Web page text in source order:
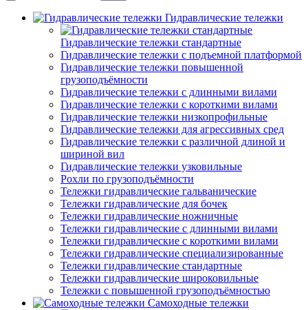
Гидравлические тележки
Гидравлические тележки стандартные
Гидравлические тележки с подъемной платформой
Гидравлические тележки повышенной
грузоподъёмности
Гидравлические тележки с длинными вилами
Гидравлические тележки с короткими вилами
Гидравлические тележки низкопрофильные
Гидравлические тележки для агрессивных сред
Гидравлические тележки с различной длиной и
шириной вил
Гидравлические тележки узковильные
Рохли по грузоподъёмности
Тележки гидравлические гальванические
Тележки гидравлические для бочек
Тележки гидравлические ножничные
Тележки гидравлические с длинными вилами
Тележки гидравлические с короткими вилами
Тележки гидравлические специализированные
Тележки гидравлические стандартные
Тележки гидравлические широковильные
Тележки с повышенной грузоподъёмностью
Самоходные тележки